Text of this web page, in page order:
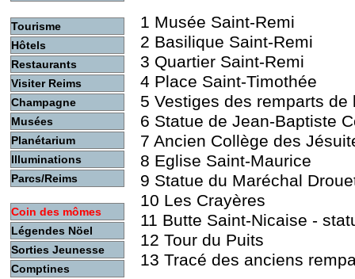
Tourisme
Hôtels
Restaurants
Visiter Reims
Champagne
Musées
Planétarium
Illuminations
Parcs/Reims
Coin des mômes
Légendes Nöel
Sorties Jeunesse
Comptines
1 Musée Saint-Remi
2 Basilique Saint-Remi
3 Quartier Saint-Remi
4 Place Saint-Timothée
5 Vestiges des remparts de
6 Statue de Jean-Baptiste
7 Ancien Collège des
8 Eglise Saint-Maurice
9 Statue du Maréchal
10 Les Crayères
11 Butte Saint-Nicaise -
12 Tour du Puits
13 Tracé des anciens